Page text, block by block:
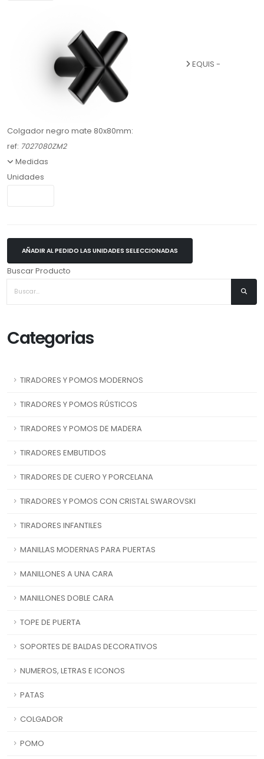
Buscar Producto
Categorias
TIRADORES Y POMOS MODERNOS
TIRADORES Y POMOS RÚSTICOS
TIRADORES Y POMOS DE MADERA
TIRADORES EMBUTIDOS
TIRADORES DE CUERO Y PORCELANA
TIRADORES Y POMOS CON CRISTAL SWAROVSKI
TIRADORES INFANTILES
MANILLAS MODERNAS PARA PUERTAS
MANILLONES A UNA CARA
MANILLONES DOBLE CARA
TOPE DE PUERTA
SOPORTES DE BALDAS DECORATIVOS
NUMEROS, LETRAS E ICONOS
PATAS
COLGADOR
POMO
EQUIS -
Colgador negro mate 80x80mm:
ref: 7027080ZM2
Medidas
Unidades
AÑADIR AL PEDIDO LAS UNIDADES SELECCIONADAS